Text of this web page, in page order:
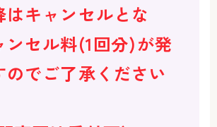
はキャンセルとな
ンセル料(1回分)が発
のでご了承ください